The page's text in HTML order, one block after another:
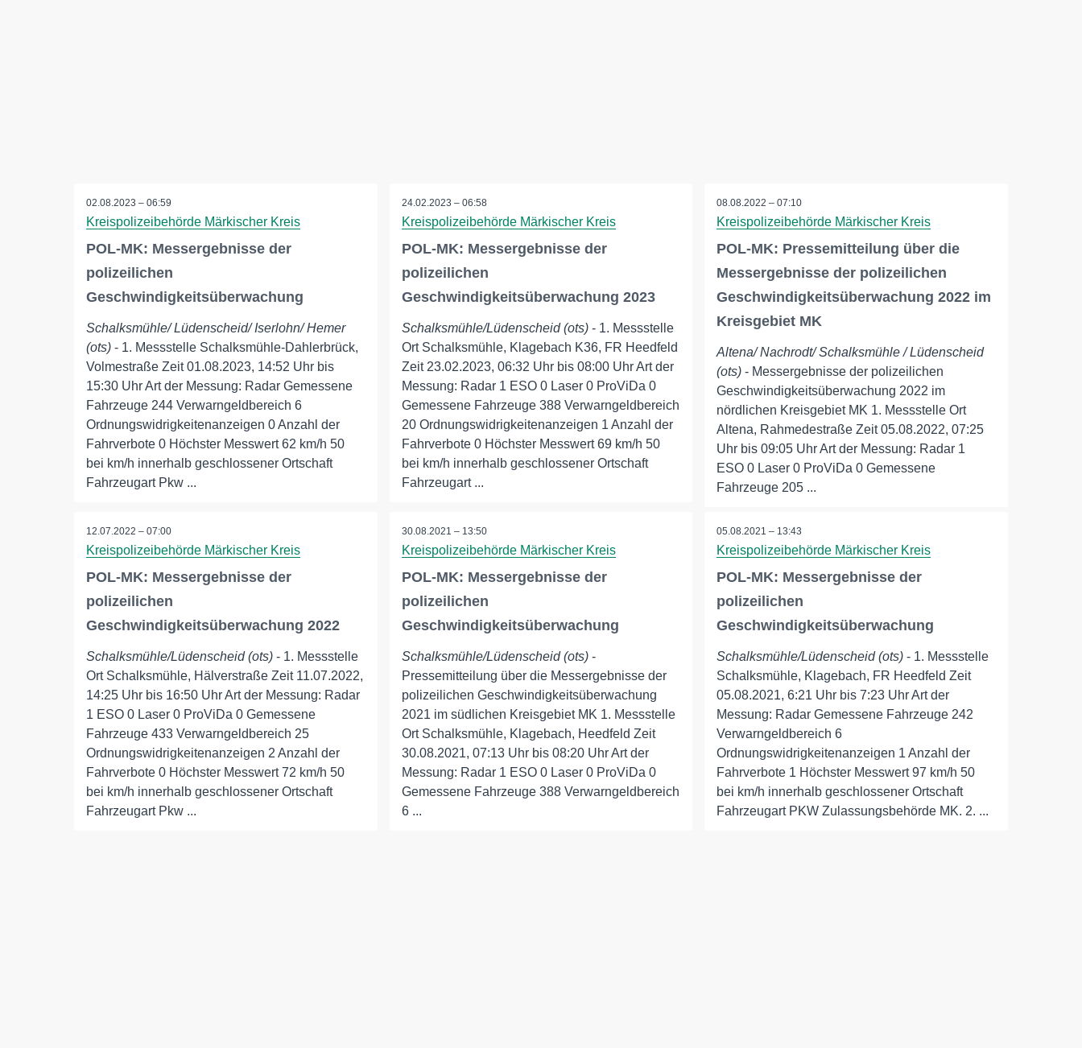
02.08.2023 – 06:59
Kreispolizeibehörde Märkischer Kreis
POL-MK: Messergebnisse der
polizeilichen
Geschwindigkeitsüberwachung
Schalksmühle/ Lüdenscheid/ Iserlohn/ Hemer
(ots) - 1. Messstelle Schalksmühle-Dahlerbrück,
Volmestraße Zeit 01.08.2023, 14:52 Uhr bis
15:30 Uhr Art der Messung: Radar Gemessene
Fahrzeuge 244 Verwarngeldbereich 6
Ordnungswidrigkeitenanzeigen 0 Anzahl der
Fahrverbote 0 Höchster Messwert 62 km/h 50
bei km/h innerhalb geschlossener Ortschaft
Fahrzeugart Pkw ...
24.02.2023 – 06:58
Kreispolizeibehörde Märkischer Kreis
POL-MK: Messergebnisse der
polizeilichen
Geschwindigkeitsüberwachung 2023
Schalksmühle/Lüdenscheid (ots)- 1. Messstelle
Ort Schalksmühle, Klagebach K36, FR Heedfeld
Zeit 23.02.2023, 06:32 Uhr bis 08:00 Uhr Art der
Messung: Radar 1 ESO 0 Laser 0 ProViDa 0
Gemessene Fahrzeuge 388 Verwarngeldbereich
20 Ordnungswidrigkeitenanzeigen 1 Anzahl der
Fahrverbote 0 Höchster Messwert 69 km/h 50
bei km/h innerhalb geschlossener Ortschaft
Fahrzeugart ...
08.08.2022 – 07:10
Kreispolizeibehörde Märkischer Kreis
POL-MK: Pressemitteilung über die
Messergebnisse der polizeilichen
Geschwindigkeitsüberwachung 2022 im
Kreisgebiet MK
Altena/ Nachrodt/ Schalksmühle / Lüdenscheid
(ots) - Messergebnisse der polizeilichen
Geschwindigkeitsüberwachung 2022 im
nördlichen Kreisgebiet MK 1. Messstelle Ort
Altena, Rahmedestraße Zeit 05.08.2022, 07:25
Uhr bis 09:05 Uhr Art der Messung: Radar 1
ESO 0 Laser 0 ProViDa 0 Gemessene
Fahrzeuge 205 ...
12.07.2022 – 07:00
Kreispolizeibehörde Märkischer Kreis
POL-MK: Messergebnisse der
polizeilichen
Geschwindigkeitsüberwachung 2022
Schalksmühle/Lüdenscheid (ots) - 1. Messstelle
Ort Schalksmühle, Hälverstraße Zeit 11.07.2022,
14:25 Uhr bis 16:50 Uhr Art der Messung: Radar
1 ESO 0 Laser 0 ProViDa 0 Gemessene
Fahrzeuge 433 Verwarngeldbereich 25
Ordnungswidrigkeitenanzeigen 2 Anzahl der
Fahrverbote 0 Höchster Messwert 72 km/h 50
bei km/h innerhalb geschlossener Ortschaft
Fahrzeugart Pkw ...
30.08.2021 – 13:50
Kreispolizeibehörde Märkischer Kreis
POL-MK: Messergebnisse der
polizeilichen
Geschwindigkeitsüberwachung
Schalksmühle/Lüdenscheid (ots)-
Pressemitteilung über die Messergebnisse der
polizeilichen Geschwindigkeitsüberwachung
2021 im südlichen Kreisgebiet MK 1. Messstelle
Ort Schalksmühle, Klagebach, Heedfeld Zeit
30.08.2021, 07:13 Uhr bis 08:20 Uhr Art der
Messung: Radar 1 ESO 0 Laser 0 ProViDa 0
Gemessene Fahrzeuge 388 Verwarngeldbereich
6 ...
05.08.2021 – 13:43
Kreispolizeibehörde Märkischer Kreis
POL-MK: Messergebnisse der
polizeilichen
Geschwindigkeitsüberwachung
Schalksmühle/Lüdenscheid (ots) - 1. Messstelle
Schalksmühle, Klagebach, FR Heedfeld Zeit
05.08.2021, 6:21 Uhr bis 7:23 Uhr Art der
Messung: Radar Gemessene Fahrzeuge 242
Verwarngeldbereich 6
Ordnungswidrigkeitenanzeigen 1 Anzahl der
Fahrverbote 1 Höchster Messwert 97 km/h 50
bei km/h innerhalb geschlossener Ortschaft
Fahrzeugart PKW Zulassungsbehörde MK. 2. ...